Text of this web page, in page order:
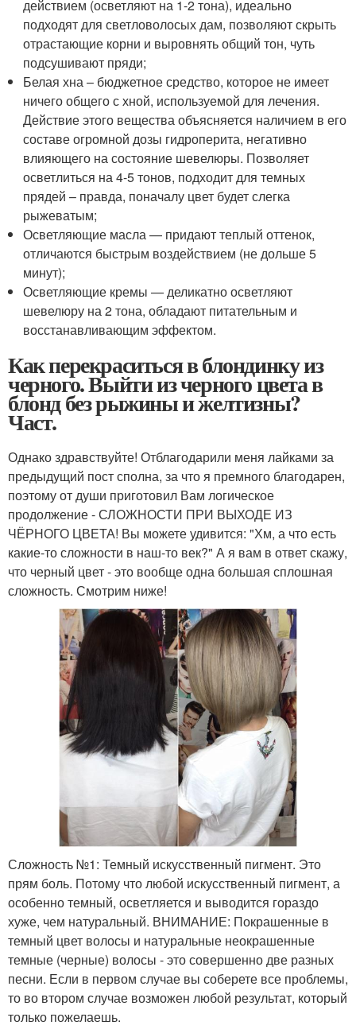
действием (осветляют на 1-2 тона), идеально
подходят для светловолосых дам, позволяют скрыть
отрастающие корни и выровнять общий тон, чуть
подсушивают пряди;
Белая хна – бюджетное средство, которое не имеет
ничего общего с хной, используемой для лечения.
Действие этого вещества объясняется наличием в его
составе огромной дозы гидроперита, негативно
влияющего на состояние шевелюры. Позволяет
осветлиться на 4-5 тонов, подходит для темных
прядей – правда, поначалу цвет будет слегка
рыжеватым;
Осветляющие масла — придают теплый оттенок,
отличаются быстрым воздействием (не дольше 5
минут);
Осветляющие кремы — деликатно осветляют
шевелюру на 2 тона, обладают питательным и
восстанавливающим эффектом.
Как перекраситься в блондинку из
черного. Выйти из черного цвета в
блонд без рыжины и желтизны?
Част.
Однако здравствуйте! Отблагодарили меня лайками за
предыдущий пост сполна, за что я премного благодарен,
поэтому от души приготовил Вам логическое
продолжение - СЛОЖНОСТИ ПРИ ВЫХОДЕ ИЗ
ЧЁРНОГО ЦВЕТА! Вы можете удивится: "Хм, а что есть
какие-то сложности в наш-то век?" А я вам в ответ скажу,
что черный цвет - это вообще одна большая сплошная
сложность. Смотрим ниже!
Сложность №1: Темный искусственный пигмент. Это
прям боль. Потому что любой искусственный пигмент, а
особенно темный, осветляется и выводится гораздо
хуже, чем натуральный. ВНИМАНИЕ: Покрашенные в
темный цвет волосы и натуральные неокрашенные
темные (черные) волосы - это совершенно две разных
песни. Если в первом случае вы соберете все проблемы,
то во втором случае возможен любой результат, который
только пожелаешь.